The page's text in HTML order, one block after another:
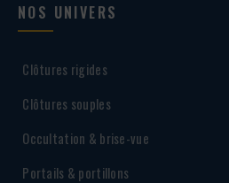
NOS UNIVERS
Clôtures rigides
Clôtures souples
Occultation & brise-vue
Portails & portillons